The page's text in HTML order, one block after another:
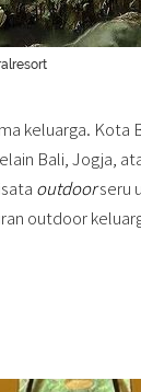
keluarga. Kota
Bali, Jogja,
outdoorseru
outdoor